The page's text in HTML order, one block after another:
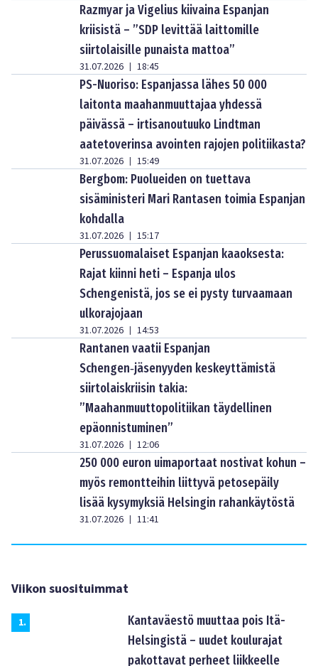
Razmyar ja Vigelius kiivaina Espanjan
kriisistä – ”SDP levittää laittomille
siirtolaisille punaista mattoa”
31.07.2026 | 18:45
PS-Nuoriso: Espanjassa lähes 50 000
laitonta maahanmuuttajaa yhdessä
päivässä – irtisanoutuuko Lindtman
aatetoverinsa avointen rajojen politiikasta?
31.07.2026 | 15:49
Bergbom: Puolueiden on tuettava
sisäministeri Mari Rantasen toimia Espanjan
kohdalla
31.07.2026 | 15:17
Perussuomalaiset Espanjan kaaoksesta:
Rajat kiinni heti – Espanja ulos
Schengenistä, jos se ei pysty turvaamaan
ulkorajojaan
31.07.2026 | 14:53
Rantanen vaatii Espanjan
Schengen‑jäsenyyden keskeyttämistä
siirtolaiskriisin takia:
”Maahanmuuttopolitiikan täydellinen
epäonnistuminen”
31.07.2026 | 12:06
250 000 euron uimaportaat nostivat kohun –
myös remontteihin liittyvä petosepäily
lisää kysymyksiä Helsingin rahankäytöstä
31.07.2026 | 11:41
Viikon suosituimmat
1.
Kantaväestö muuttaa pois Itä-
Helsingistä – uudet koulurajat
pakottavat perheet liikkeelle